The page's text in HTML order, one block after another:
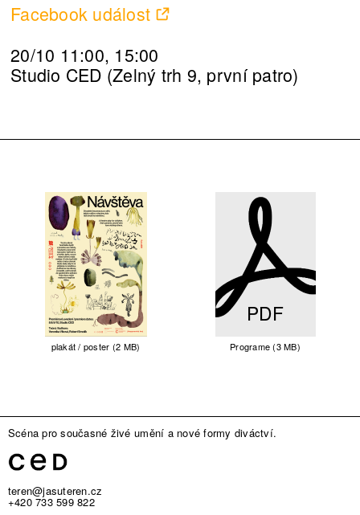
Facebook událost
20/10 11:00, 15:00
Studio CED (Zelný trh 9, první patro)
plakát / poster (2 MB)
PDF
Programe (3 MB)
Scéna pro současné živé umění a nové formy diváctví.
teren@jasuteren.cz
+420 733 599 822